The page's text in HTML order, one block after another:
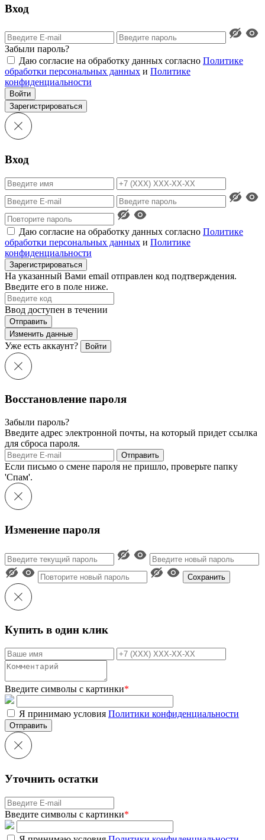
Вход
Забыли пароль?
Даю согласие на обработку данных согласно Политике
обработки персональных данных и Политике
конфиденциальности
Войти
Зарегистрироваться
Вход
Даю согласие на обработку данных согласно Политике
обработки персональных данных и Политике
конфиденциальности
Зарегистрироваться
На указанный Вами email отправлен код подтверждения.
Введите его в поле ниже.
Ввод доступен в течении
Отправить
Изменить данные
Уже есть аккаунт? Войти
Восстановление пароля
Забыли пароль?
Введите адрес электронной почты, на который придет ссылка
для сброса пароля.
Отправить
Если письмо о смене пароля не пришло, проверьте папку
'Спам'.
Изменение пароля
Сохранить
Купить в один клик
Введите символы с картинки*
Я принимаю условия Политики конфиденциальности
Отправить
Уточнить остатки
Введите символы с картинки*